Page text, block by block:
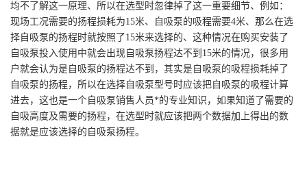
均不了解这一原理、所以在选型时忽律掉了这一重要细节、例如：
现场工况需要的扬程损耗为15米、自吸泵的吸程需要4米、那么在选
择自吸泵的扬程时就按照了15米来选择的、这种情况在购买安装了
自吸泵投入使用中就会出现自吸泵扬程达不到15米的情况，很多用
户就会认为是自吸泵的扬程达不到，其实是自吸泵的吸程损耗掉了
自吸泵的扬程，所以在选择自吸泵型号时应该把自吸泵的吸程计算
进去，这也是一个自吸泵销售人员*的专业知识，如果知道了需要的
自吸高度及需要的扬程，在选型时就应该把两个数据加上得出的数
据就是应该选择的自吸泵扬程。